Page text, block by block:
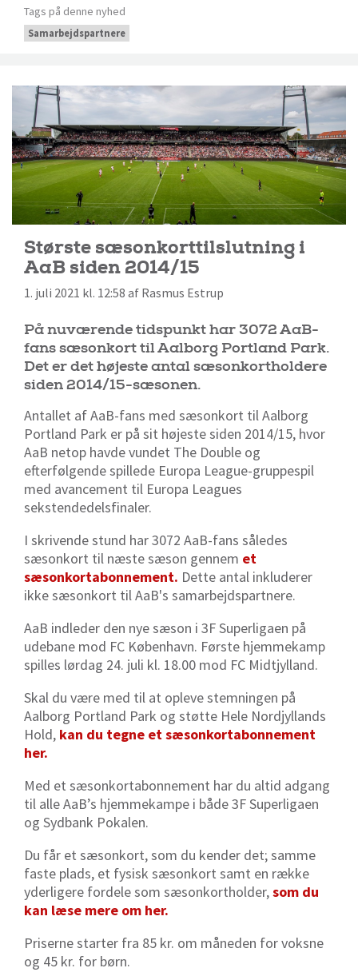
Tags på denne nyhed
Samarbejdspartnere
Største sæsonkorttilslutning i
AaB siden 2014/15
1. juli 2021 kl. 12:58 af Rasmus Estrup
På nuværende tidspunkt har 3072 AaB-
fans sæsonkort til Aalborg Portland Park.
Det er det højeste antal sæsonkortholdere
siden 2014/15-sæsonen.
Antallet af AaB-fans med sæsonkort til Aalborg
Portland Park er på sit højeste siden 2014/15, hvor
AaB netop havde vundet The Double og
efterfølgende spillede Europa League-gruppespil
med avancement til Europa Leagues
sekstendedelsfinaler.
I skrivende stund har 3072 AaB-fans således
sæsonkort til næste sæson gennem et
sæsonkortabonnement. Dette antal inkluderer
ikke sæsonkort til AaB's samarbejdspartnere.
AaB indleder den nye sæson i 3F Superligaen på
udebane mod FC København. Første hjemmekamp
spilles lørdag 24. juli kl. 18.00 mod FC Midtjylland.
Skal du være med til at opleve stemningen på
Aalborg Portland Park og støtte Hele Nordjyllands
Hold, kan du tegne et sæsonkortabonnement
her.
Med et sæsonkortabonnement har du altid adgang
til alle AaB’s hjemmekampe i både 3F Superligaen
og Sydbank Pokalen.
Du får et sæsonkort, som du kender det; samme
faste plads, et fysisk sæsonkort samt en række
yderligere fordele som sæsonkortholder,som du
kan læse mere om her.
Priserne starter fra 85 kr. om måneden for voksne
og 45 kr. for børn.